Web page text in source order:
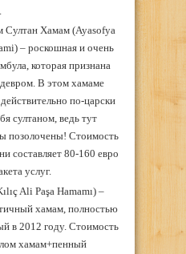
Хамам (Ayasofya
– роскошная и очень
которая признана
В этом хамаме
по-царски
султаном, ведь тут
позолочены! Стоимость
составляет 80-160 евро
услуг.
Ali Paşa Hamamı) –
хамам, полностью
в 2012 году. Стоимость
хамам+пенный